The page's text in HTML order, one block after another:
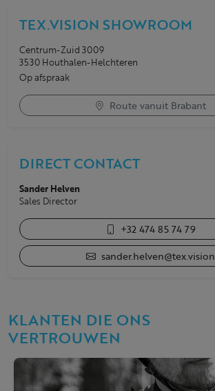
TEX.VISION SHOWROOM
Centrum-Zuid 3009
3530 Houthalen-Helchteren
Op afspraak
Route vanuit Brabant
DIRECT CONTACT
Sander Helven
Sales Director
+32 474 85 74 79
sander.helven@tex.vision
KLANTEN DIE ONS
VERTROUWEN